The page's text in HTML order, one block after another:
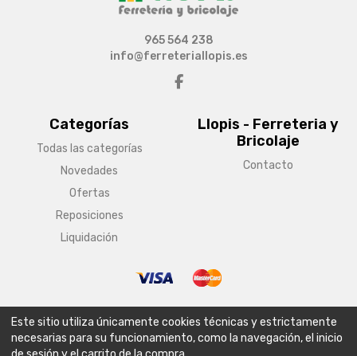
Categorías
Todas las categorías
Novedades
Ofertas
Reposiciones
Liquidación
Llopis - Ferreteria y
Bricolaje
Contacto
965 564 238
info@ferreteriallopis.es
Aviso legal Condiciones generales de venta
Política de envío
Este sitio utiliza únicamente cookies técnicas y estrictamente
necesarias para su funcionamiento, como la navegación, el inicio